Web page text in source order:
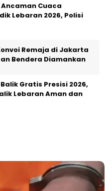
Cuaca
Lebaran 2026, Polisi
Remaja di Jakarta
Bendera Diamankan
Gratis Presisi 2026,
Lebaran Aman dan